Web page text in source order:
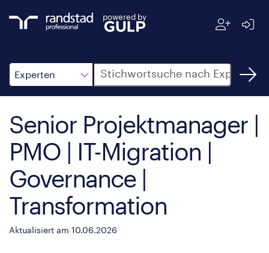
powered by
Experten
Suche
Senior Projektmanager |
PMO | IT-Migration |
Governance |
Transformation
Aktualisiert am 10.06.2026